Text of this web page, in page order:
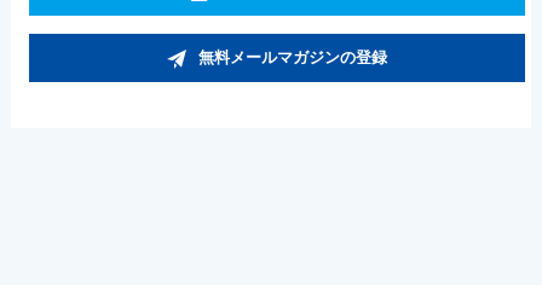
無料メールマガジンの登録